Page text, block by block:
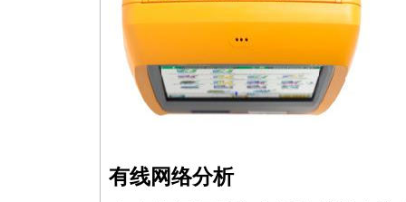
有线网络分析